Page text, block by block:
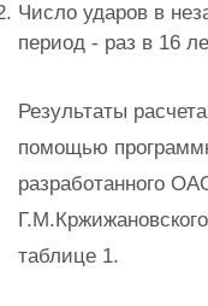
Число ударов в
период - раз в 16
Результаты
помощью
разработанного
таблице 1.